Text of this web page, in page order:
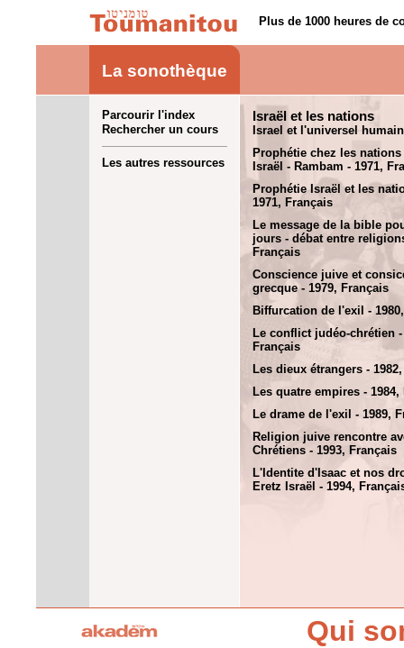
Plus de 1000 heures de
La sonothèque
Parcourir l'index
Rechercher un cours
Les autres ressources
Israël et les nations
Israel et l'universel humain
Prophétie chez les nations
Israël - Rambam - 1971,
Prophétie Israël et les
1971, Français
Le message de la bible
jours - débat entre
Français
Conscience juive et
grecque - 1979, Français
Biffurcation de l'exil -
Le conflict judéo-chrétien -
Français
Les dieux étrangers -
Les quatre empires - 1984,
Le drame de l'exil - 1989,
Religion juive rencontre
Chrétiens - 1993, Français
L'Identite d'Isaac et nos
Eretz Israël - 1994,
Qui